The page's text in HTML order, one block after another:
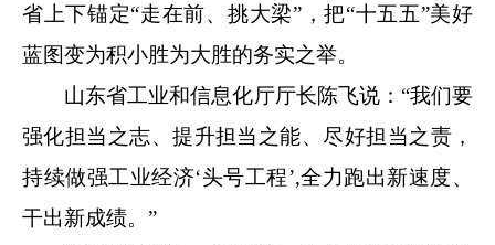
省上下锚定“走在前、挑大梁”，把“十五五”美好
蓝图变为积小胜为大胜的务实之举。
山东省工业和信息化厅厅长陈飞说：“我们要
强化担当之志、提升担当之能、尽好担当之责，
持续做强工业经济‘头号工程’,全力跑出新速度、
干出新成绩。”